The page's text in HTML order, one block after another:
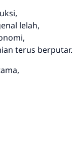
lelah,
terus berputar.